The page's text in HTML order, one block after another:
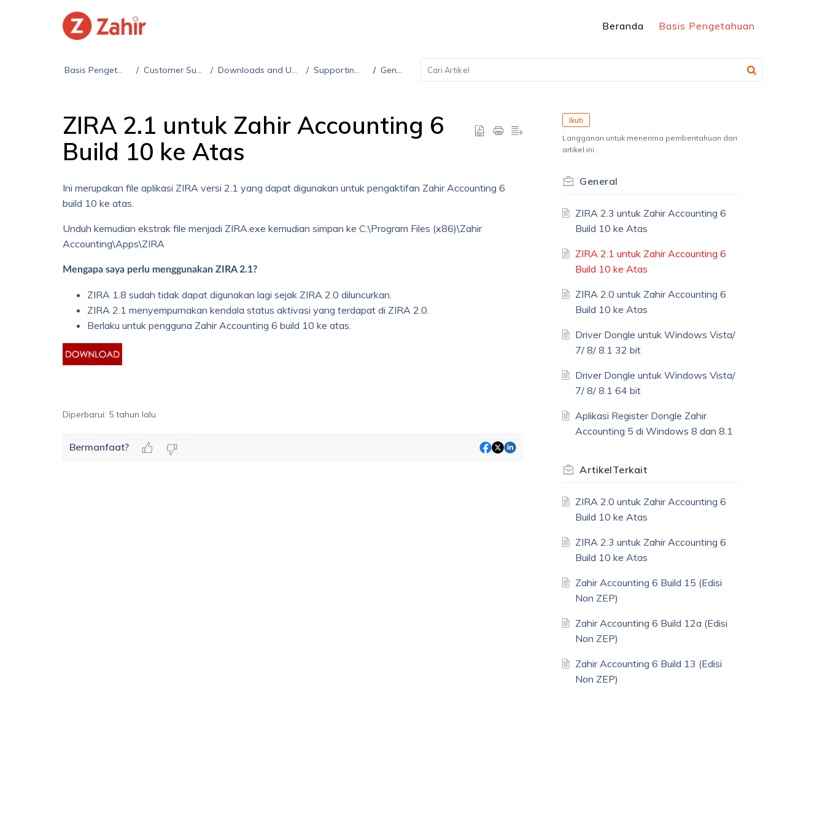
Beranda Basis Pengetahuan
Basis Pengetahuan Customer Support Downloads and Updates Supporting Files General
ZIRA 2.1 untuk Zahir Accounting 6
Build 10 ke Atas
Ini merupakan file aplikasi ZIRA versi 2.1 yang dapat digunakan untuk pengaktifan Zahir Accounting 6
build 10 ke atas.
Unduh kemudian ekstrak file menjadi ZIRA.exe kemudian simpan ke C:\Program Files (x86)\Zahir
Accounting\Apps\ZIRA
Mengapa saya perlu menggunakan ZIRA 2.1?
ZIRA 1.8 sudah tidak dapat digunakan lagi sejak ZIRA 2.0 diluncurkan.
ZIRA 2.1 menyempurnakan kendala status aktivasi yang terdapat di ZIRA 2.0.
Berlaku untuk pengguna Zahir Accounting 6 build 10 ke atas.
Diperbarui: 5 tahun lalu
Bermanfaat?
Ikuti
Langganan untuk menerima pemberitahuan dari
artikel ini.
General
ZIRA 2.3 untuk Zahir Accounting 6
Build 10 ke Atas
ZIRA 2.1 untuk Zahir Accounting 6
Build 10 ke Atas
ZIRA 2.0 untuk Zahir Accounting 6
Build 10 ke Atas
Driver Dongle untuk Windows Vista/
7/ 8/ 8.1 32 bit
Driver Dongle untuk Windows Vista/
7/ 8/ 8.1 64 bit
Aplikasi Register Dongle Zahir
Accounting 5 di Windows 8 dan 8.1
ArtikelTerkait
ZIRA 2.0 untuk Zahir Accounting 6
Build 10 ke Atas
ZIRA 2.3 untuk Zahir Accounting 6
Build 10 ke Atas
Zahir Accounting 6 Build 15 (Edisi
Non ZEP)
Zahir Accounting 6 Build 12a (Edisi
Non ZEP)
Zahir Accounting 6 Build 13 (Edisi
Non ZEP)